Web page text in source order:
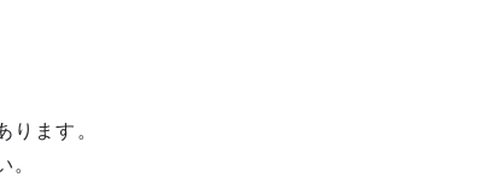
ります。
。